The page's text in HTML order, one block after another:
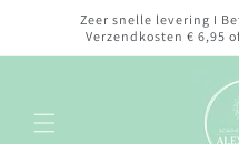
naar de
content
Zeer snelle levering I
Verzendkosten € 6,95